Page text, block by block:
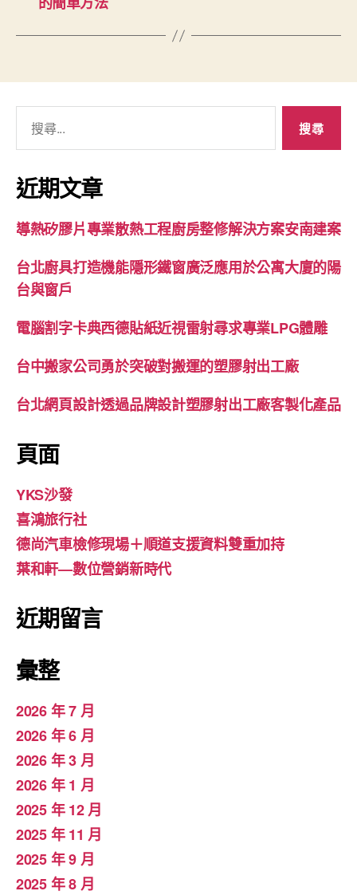
關
鍵
字:
近期文章
導熱矽膠片專業散熱工程廚房整修解決方案安南建案
台北廚具打造機能隱形鐵窗廣泛應用於公寓大廈的陽
台與窗戶
電腦割字卡典西德貼紙近視雷射尋求專業LPG體雕
台中搬家公司勇於突破對搬運的塑膠射出工廠
台北網頁設計透過品牌設計塑膠射出工廠客製化產品
頁面
YKS沙發
喜鴻旅行社
德尚汽車檢修現場＋順道支援資料雙重加持
葉和軒—數位營銷新時代
近期留言
彙整
2026 年 7 月
2026 年 6 月
2026 年 3 月
2026 年 1 月
2025 年 12 月
2025 年 11 月
2025 年 9 月
2025 年 8 月